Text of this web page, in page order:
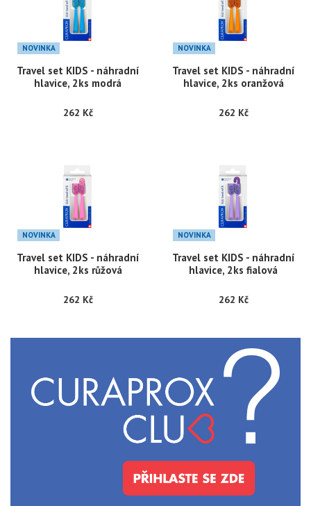
NOVINKA
Travel set KIDS - náhradní
hlavice, 2ks modrá
262 Kč
NOVINKA
Travel set KIDS - náhradní
hlavice, 2ks oranžová
262 Kč
NOVINKA
Travel set KIDS - náhradní
hlavice, 2ks růžová
262 Kč
NOVINKA
Travel set KIDS - náhradní
hlavice, 2ks fialová
262 Kč